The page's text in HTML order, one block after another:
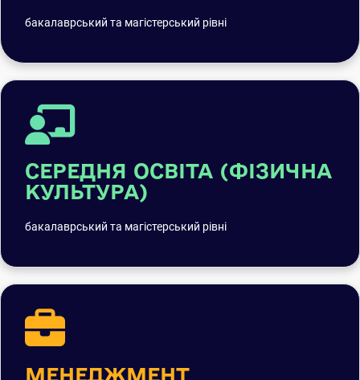
бакалаврський та магістерський рівні
СЕРЕДНЯ ОСВІТА (ФІЗИЧНА
КУЛЬТУРА)
бакалаврський та магістерський рівні
МЕНЕДЖМЕНТ